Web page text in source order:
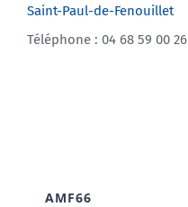
Saint-Paul-de-Fenouillet
Téléphone : 04 68 59 00 26
AMF66